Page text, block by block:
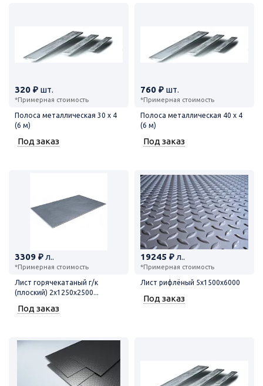
320 ₽ шт.
*Примерная стоимость
Полоса металлическая 30 х 4
(6 м)
Под заказ
760 ₽ шт.
*Примерная стоимость
Полоса металлическая 40 х 4
(6 м)
Под заказ
3309 ₽ л..
*Примерная стоимость
Лист горячекатаный г/к
(плоский) 2х1250х2500...
Под заказ
19245 ₽ л..
*Примерная стоимость
Лист рифлёный 5х1500х6000
Под заказ